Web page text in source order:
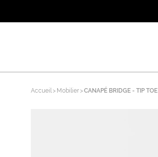
Accueil Mobilier CANAPÉ BRIDGE - TIP TOE